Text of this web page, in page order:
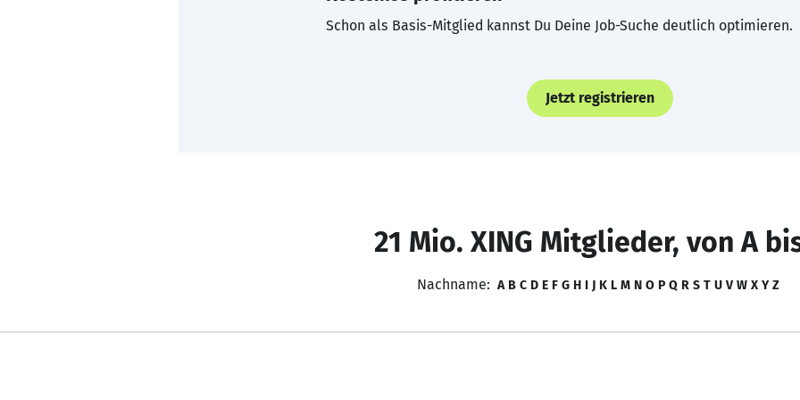
Schon als Basis-Mitglied kannst Du Deine Job-Suche deutlich optimieren.
Jetzt registrieren
21 Mio. XING Mitglieder, von A
Nachname: A B C D E F G H I J K L M N O P Q R S T U V W X Y Z